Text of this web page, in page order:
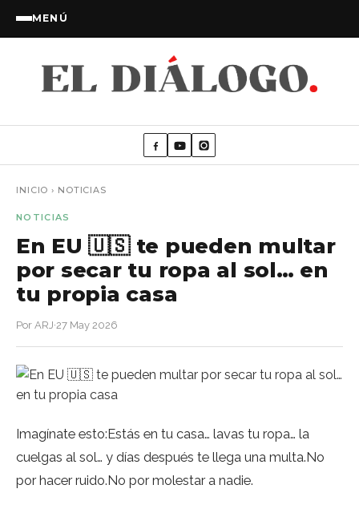
MENÚ
INICIO › NOTICIAS
NOTICIAS
En EU 🇺🇸 te pueden multar
por secar tu ropa al sol… en
tu propia casa
Por ARJ·27 May 2026
Imagínate esto:Estás en tu casa… lavas tu ropa… la
cuelgas al sol… y días después te llega una multa.No
por hacer ruido.No por molestar a nadie.